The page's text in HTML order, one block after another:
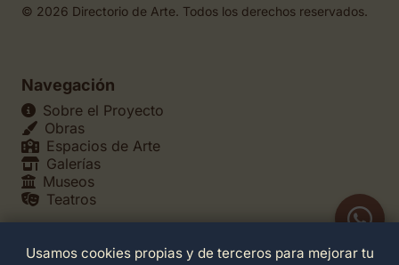
© 2026 Directorio de Arte. Todos los derechos reservados.
Navegación
Sobre el Proyecto
Obras
Espacios de Arte
Galerías
Museos
Teatros
Usamos cookies propias y de terceros para mejorar tu